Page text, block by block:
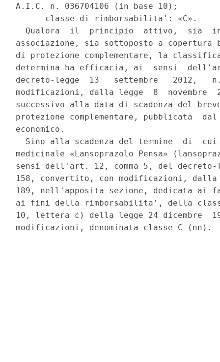
A.I.C. n. 036704106 (in base 10);
      classe di rimborsabilita': «C».
Qualora  il  principio  attivo,  sia
associazione, sia sottoposto a
di protezione complementare, la
determina ha efficacia, ai  sensi
decreto-legge  13   settembre   2012,
modificazioni, dalla legge  8  novembre
successivo alla data di scadenza del
protezione complementare, pubblicata
economico.
Sino alla scadenza del termine  di
medicinale «Lansoprazolo Pensa»
sensi dell'art. 12, comma 5, del decreto-
158, convertito, con modificazioni, dalla
189, nell'apposita sezione, dedicata ai
ai fini della rimborsabilita', della
10, lettera c) della legge 24 dicembre